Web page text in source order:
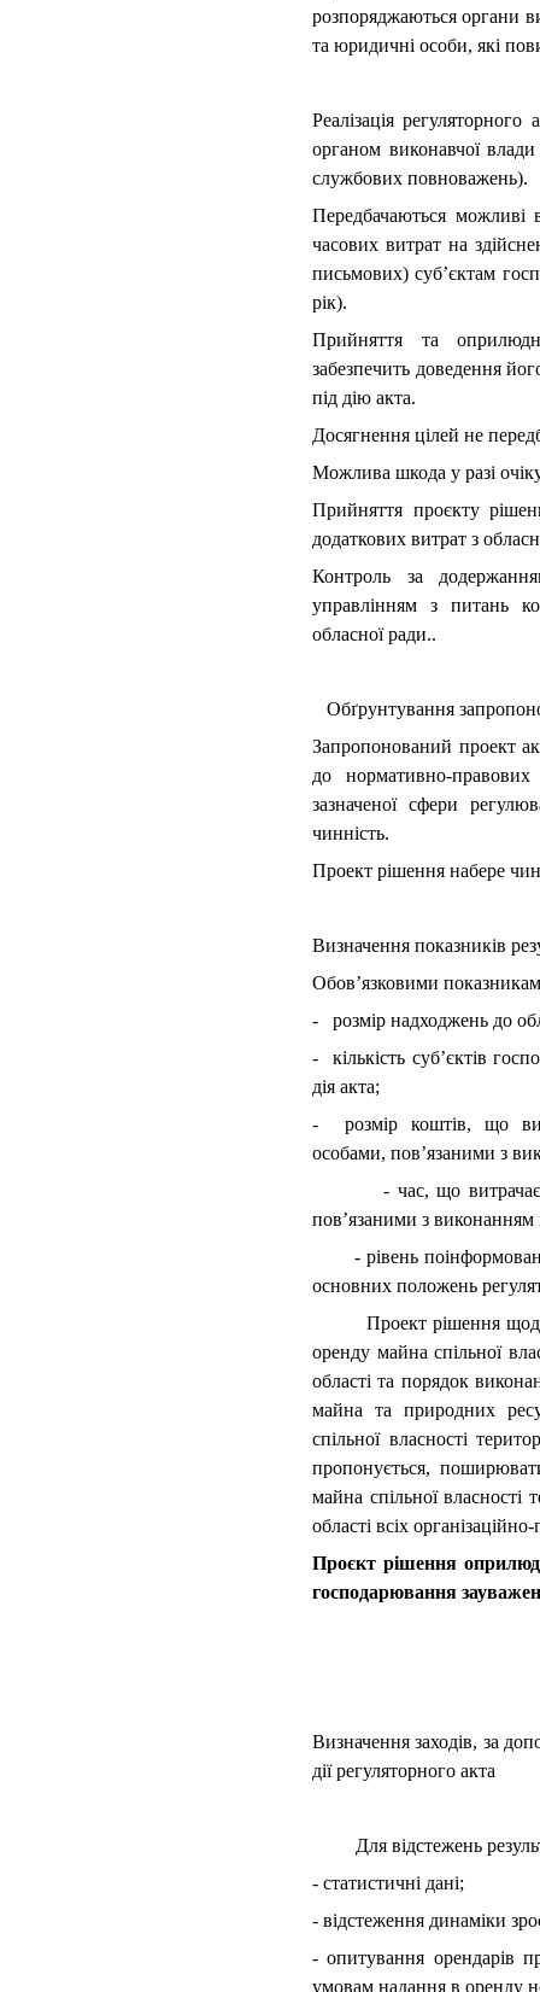
розпоряджаються органи
та юридичні особи, які
Реалізація
органом виконавчої
службових повноважень).
Передбачаються можливі
часових витрат на
письмових) суб’єктам
рік).
Прийняття та
забезпечить доведення
під дію акта.
Досягнення цілей не
Можлива шкода у разі
Прийняття проєкту
додаткових витрат з
Контроль за
управлінням з питань
обласної ради..
Обґрунтування
Запропонований проект
до нормативно-
зазначеної сфери
чинність.
Проект рішення набере
Визначення показників
Обов’язковими
- розмір надходжень до
- кількість суб’єктів
дія акта;
- розмір коштів, що
особами, пов’язаними з
- час, що
пов’язаними з виконанням
- рівень
основних положень
Проект рішення щодо
оренду майна спільної
області та порядок
майна та природних
спільної власності
пропонується,
майна спільної власності
області всіх
Проєкт рішення
господарювання
Визначення заходів, за
дії регуляторного акта
Для відстежень
- статистичні дані;
- відстеження динаміки
- опитування орендарів
умовам надання в оренду